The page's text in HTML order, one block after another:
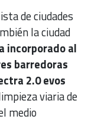
de ciudades
la ciudad
incorporado al
barredoras
2.0 evos
viaria de
medio